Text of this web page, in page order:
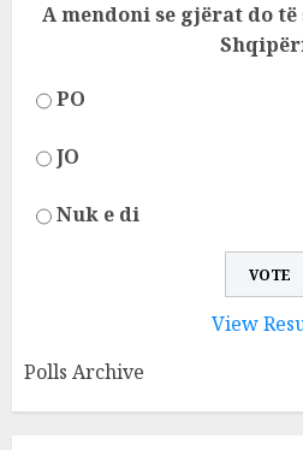
A mendoni se gjërat do
PO
JO
Nuk e di
View
Polls Archive